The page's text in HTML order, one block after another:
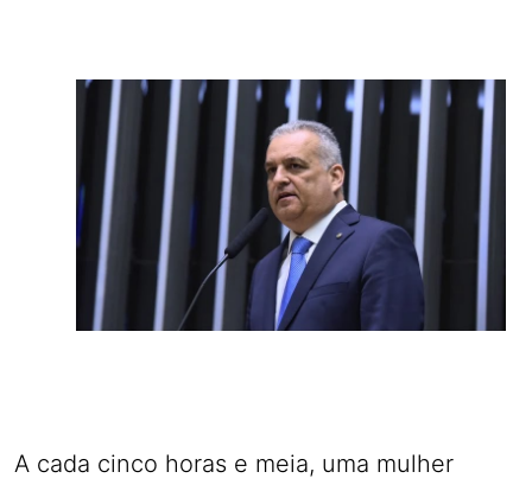
A cada cinco horas e meia, uma mulher